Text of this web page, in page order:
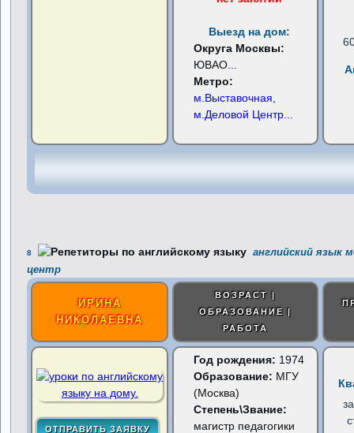
Выезд на дом:
Округа Москвы:
ЮВАО
Метро:
м.Выставочная,
м.Деловой Центр
8
английский язык
центр
ИРИНА
НИКОЛАЕВНА
ВОЗРАСТ |
ОБРАЗОВАНИЕ |
РАБОТА
Год рождения: 1974
Образование: МГУ
(Москва)
Степень\Звание:
магистр педагогики